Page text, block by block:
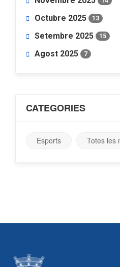
Octubre 2025 13
Setembre 2025 15
Agost 2025 7
CATEGORIES
Esports Totes les